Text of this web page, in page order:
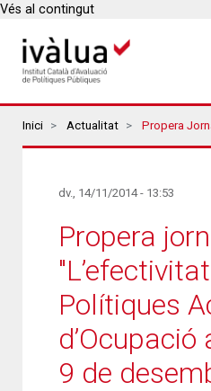
Vés al contingut
Breadcrumbs
Inici Actualitat Propera Jornada Sobre "L’efectivitat De Les
dv., 14/11/2014 - 13:53
Propera
Polítiques
d’Ocupació
9 de